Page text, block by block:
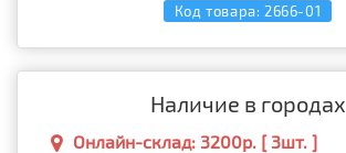
Код товара: 2666-01
Наличие в городах
Онлайн-склад: 3200р. [ 3шт. ]